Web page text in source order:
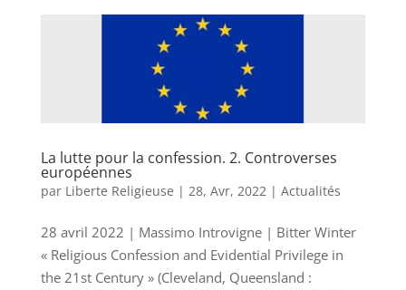
La lutte pour la confession. 2. Controverses
européennes
par Liberte Religieuse | 28, Avr, 2022| Actualités
28 avril 2022 | Massimo Introvigne | Bitter Winter
« Religious Confession and Evidential Privilege in
the 21st Century » (Cleveland, Queensland :